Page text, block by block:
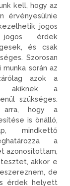
kell, hogy az
érvényesülnie
jogos
érdek
és csak
Szorosan
során az
azok a
akiknek a
szükséges.
arra, hogy a
is önálló,
mindkettő
a
azonosítottam,
akkor e
de
érdek helyett